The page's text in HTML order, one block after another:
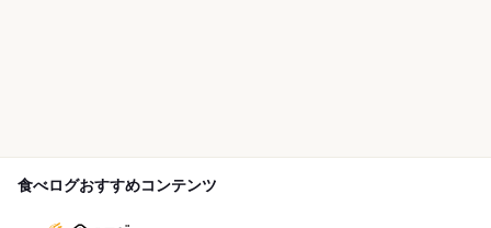
食べログおすすめコンテンツ